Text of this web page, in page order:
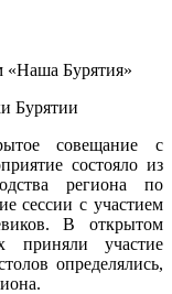
Бурятии
совещание с
состояло из
региона по
сессии с участием
В открытом
приняли участие
определялись,